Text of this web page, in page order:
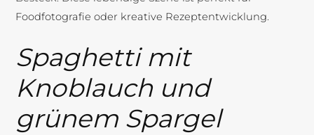
Spaghetti mit
Knoblauch und
grünem Spargel
grünem